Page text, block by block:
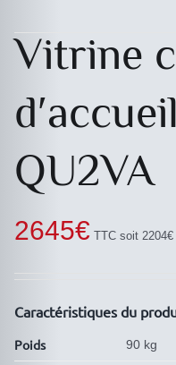
Vitrine
QU2VA
2645€ TTC soit 2204€
Caractéristiques du
Poids 90 kg